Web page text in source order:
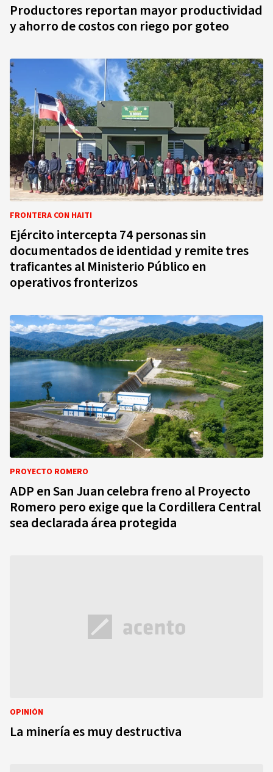
Productores reportan mayor productividad
y ahorro de costos con riego por goteo
FRONTERA CON HAITI
Ejército intercepta 74 personas sin
documentados de identidad y remite tres
traficantes al Ministerio Público en
operativos fronterizos
PROYECTO ROMERO
ADP en San Juan celebra freno al Proyecto
Romero pero exige que la Cordillera Central
sea declarada área protegida
OPINIÓN
La minería es muy destructiva